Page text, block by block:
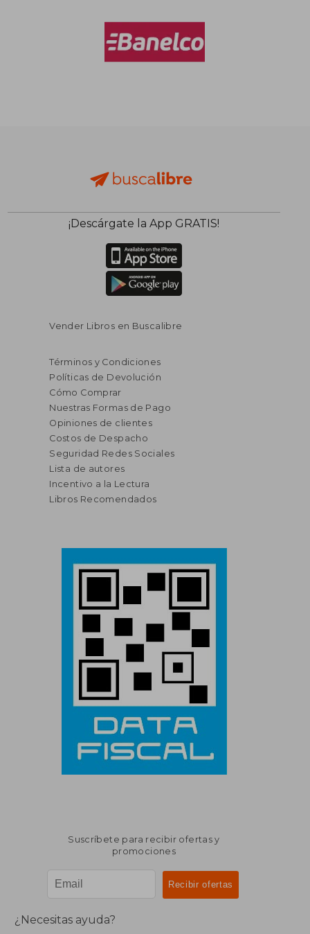
¡Descárgate la App GRATIS!
Vender Libros en Buscalibre
Términos y Condiciones
Políticas de Devolución
Cómo Comprar
Nuestras Formas de Pago
Opiniones de clientes
Costos de Despacho
Seguridad Redes Sociales
Lista de autores
Incentivo a la Lectura
Libros Recomendados
Suscríbete para recibir ofertas y
promociones
¿Necesitas ayuda?